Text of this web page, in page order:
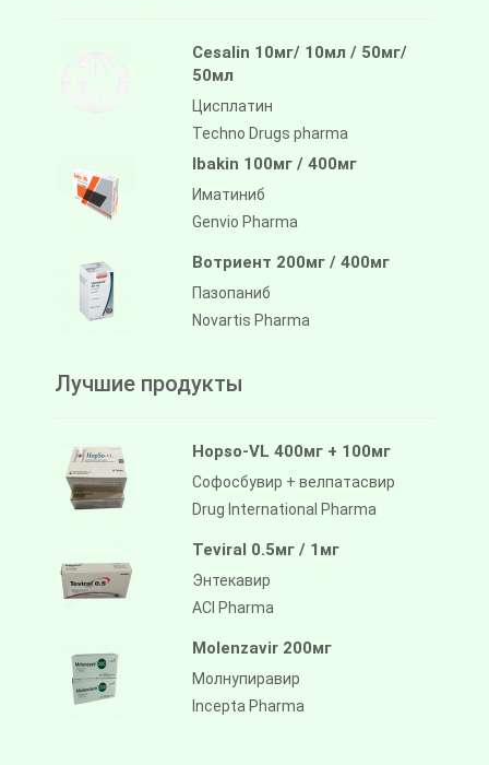
Cesalin 10мг/ 10мл / 50мг/
50мл
Цисплатин
Techno Drugs pharma
Ibakin 100мг / 400мг
Иматиниб
Genvio Pharma
Вотриент 200мг / 400мг
Пазопаниб
Novartis Pharma
Лучшие продукты
Hopso-VL 400мг + 100мг
Софосбувир + велпатасвир
Drug International Pharma
Teviral 0.5мг / 1мг
Энтекавир
ACI Pharma
Molenzavir 200мг
Молнупиравир
Incepta Pharma